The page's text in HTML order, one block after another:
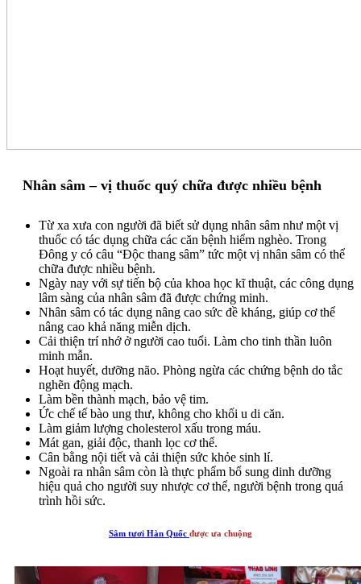
Nhân sâm – vị thuốc quý chữa được nhiều bệnh
Từ xa xưa con người đã biết sử dụng nhân sâm như một vị
thuốc có tác dụng chữa các căn bệnh hiểm nghèo. Trong
Đông y có câu “Độc thang sâm” tức một vị nhân sâm có thể
chữa được nhiều bệnh.
Ngày nay với sự tiến bộ của khoa học kĩ thuật, các công dụng
lâm sàng của nhân sâm đã được chứng minh.
Nhân sâm có tác dụng nâng cao sức đề kháng, giúp cơ thể
nâng cao khả năng miễn dịch.
Cải thiện trí nhớ ở người cao tuổi. Làm cho tinh thần luôn
minh mẫn.
Hoạt huyết, dưỡng não. Phòng ngừa các chứng bệnh do tắc
nghẽn động mạch.
Làm bền thành mạch, bảo vệ tim.
Ức chế tế bào ung thư, không cho khối u di căn.
Làm giảm lượng cholesterol xấu trong máu.
Mát gan, giải độc, thanh lọc cơ thể.
Cân bằng nội tiết và cải thiện sức khỏe sinh lí.
Ngoài ra nhân sâm còn là thực phẩm bổ sung dinh dưỡng
hiệu quả cho người suy nhược cơ thể, người bệnh trong quá
trình hồi sức.
Sâm tươi Hàn Quốc được ưa chuộng